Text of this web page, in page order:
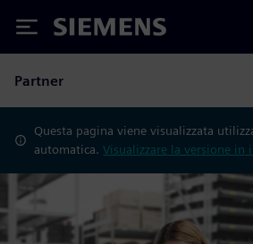
Siemens
Partner
Questa pagina viene visualizzata
automatica.Visualizzare la versione in